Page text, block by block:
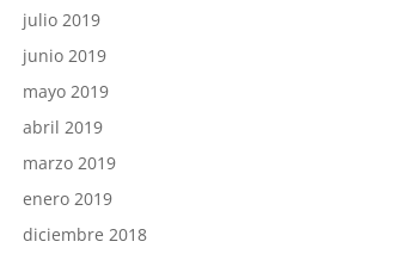
julio 2019
junio 2019
mayo 2019
abril 2019
marzo 2019
enero 2019
diciembre 2018